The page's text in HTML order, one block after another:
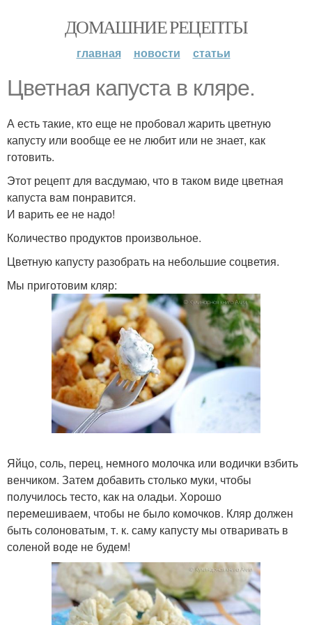
ДОМАШНИЕ РЕЦЕПТЫ
главная новости статьи
Цветная капуста в кляре.
А есть такие, кто еще не пробовал жарить цветную
капусту или вообще ее не любит или не знает, как
готовить.
Этот рецепт для васдумаю, что в таком виде цветная
капуста вам понравится.
И варить ее не надо!
Количество продуктов произвольное.
Цветную капусту разобрать на небольшие соцветия.
Мы приготовим кляр:
Яйцо, соль, перец, немного молочка или водички взбить
венчиком. Затем добавить столько муки, чтобы
получилось тесто, как на оладьи. Хорошо
перемешиваем, чтобы не было комочков. Кляр должен
быть солоноватым, т. к. саму капусту мы отваривать в
соленой воде не будем!